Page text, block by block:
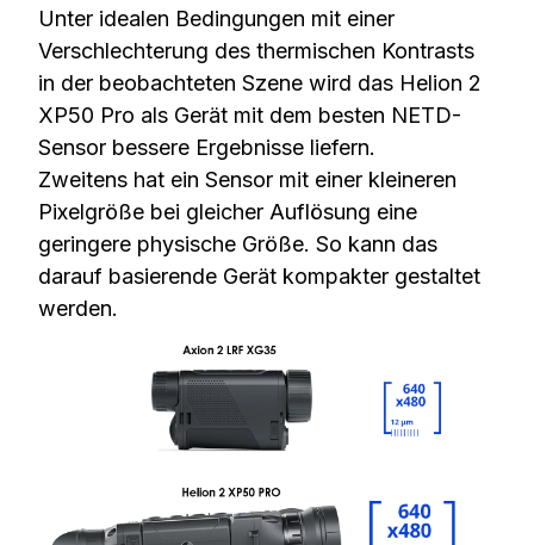
Unter idealen Bedingungen mit einer
Verschlechterung des thermischen Kontrasts
in der beobachteten Szene wird das Helion 2
XP50 Pro als Gerät mit dem besten NETD-
Sensor bessere Ergebnisse liefern.
Zweitens hat ein Sensor mit einer kleineren
Pixelgröße bei gleicher Auflösung eine
geringere physische Größe. So kann das
darauf basierende Gerät kompakter gestaltet
werden.